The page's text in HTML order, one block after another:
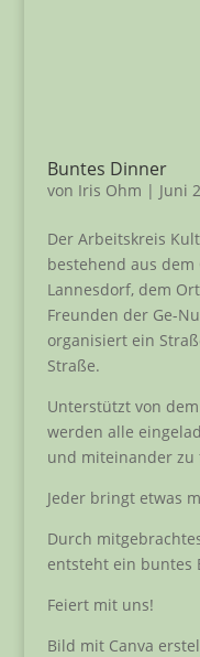
Buntes Dinner
von Iris Ohm | Juni
Der Arbeitskreis
bestehend aus
Lannesdorf, dem
Freunden der Ge-
organisiert ein
Straße.
Unterstützt von
werden alle
und miteinander zu
Jeder bringt etwas
Durch
entsteht ein buntes
Feiert mit uns!
Bild mit Canva